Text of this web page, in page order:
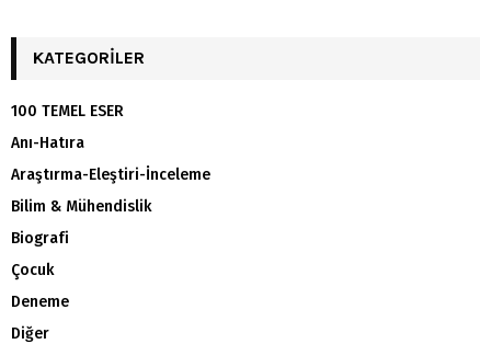
KATEGORILER
100 TEMEL ESER
Anı-Hatıra
Araştırma-Eleştiri-İnceleme
Bilim & Mühendislik
Biografi
Çocuk
Deneme
Diğer